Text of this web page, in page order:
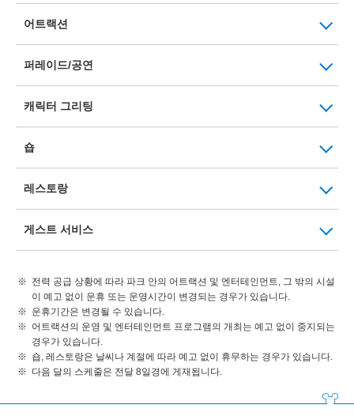
어트랙션
퍼레이드/공연
캐릭터 그리팅
숍
레스토랑
게스트 서비스
전력 공급 상황에 따라 파크 안의 어트랙션 및 엔터테인먼트, 그 밖의 시설
이 예고 없이 운휴 또는 운영시간이 변경되는 경우가 있습니다.
운휴기간은 변경될 수 있습니다.
어트랙션의 운영 및 엔터테인먼트 프로그램의 개최는 예고 없이 중지되는
경우가 있습니다.
숍, 레스토랑은 날씨나 계절에 따라 예고 없이 휴무하는 경우가 있습니다.
다음 달의 스케줄은 전달 8일경에 게재됩니다.